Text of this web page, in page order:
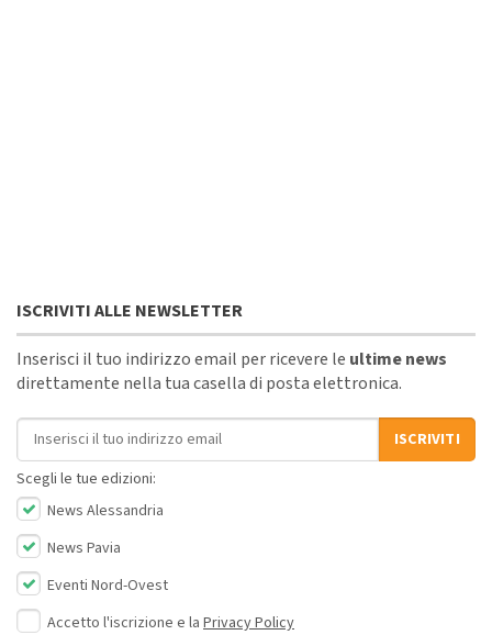
ISCRIVITI ALLE NEWSLETTER
Inserisci il tuo indirizzo email per ricevere le ultime news
direttamente nella tua casella di posta elettronica.
Indirizzo email
ISCRIVITI
Scegli le tue edizioni:
News Alessandria
News Pavia
Eventi Nord-Ovest
Accetto l'iscrizione e la Privacy Policy